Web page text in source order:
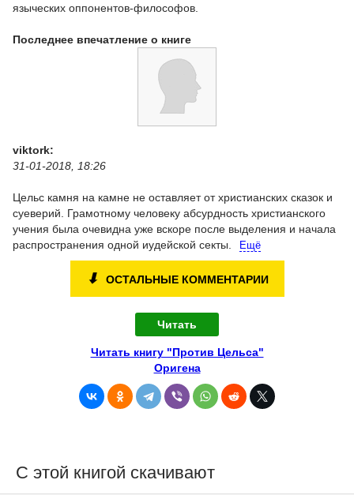
языческих оппонентов-философов.
Последнее впечатление о книге
viktork:
31-01-2018, 18:26
Цельс камня на камне не оставляет от христианских сказок и
суеверий. Грамотному человеку абсурдность христианского
учения была очевидна уже вскоре после выделения и начала
распространения одной иудейской секты.
Ещё
⬇ ОСТАЛЬНЫЕ КОММЕНТАРИИ
Читать
Читать книгу "Против Цельса"
Оригена
С этой книгой скачивают